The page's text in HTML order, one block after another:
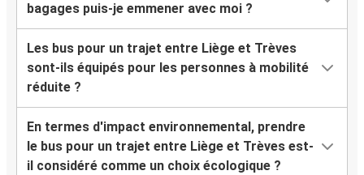
bagages puis-je emmener avec moi ?
Les bus pour un trajet entre Liège et Trèves
sont-ils équipés pour les personnes à mobilité
réduite ?
En termes d'impact environnemental, prendre
le bus pour un trajet entre Liège et Trèves est-
il considéré comme un choix écologique ?